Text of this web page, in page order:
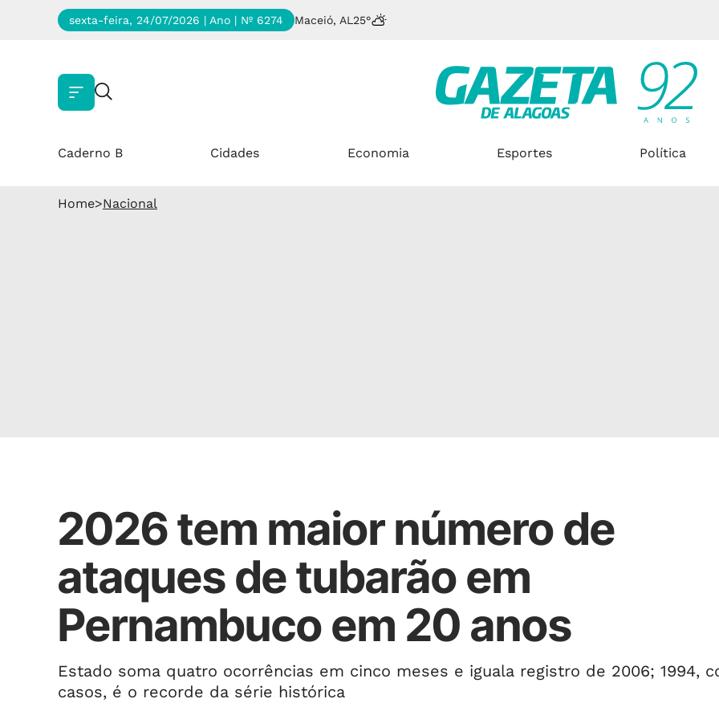
sexta-feira, 24/07/2026 | Ano | Nº 6274 Maceió, AL 25°
Caderno B Cidades Economia Esportes Política
Home>Nacional
2026 tem maior número de
ataques de tubarão em
Pernambuco em 20 anos
Estado soma quatro ocorrências em cinco meses e iguala registro de 2006; 1994,
casos, é o recorde da série histórica